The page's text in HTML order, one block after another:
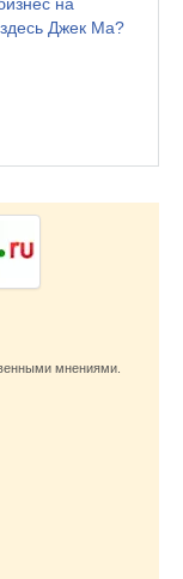
Джек Ма?
мнениями.